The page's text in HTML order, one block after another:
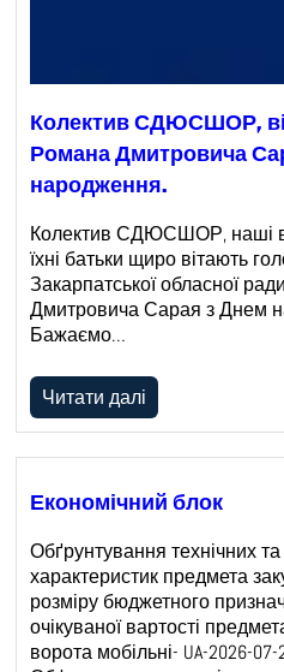
Колектив СДЮСШОР,
Романа Дмитровича
народження.
Колектив СДЮСШОР, наші
їхні батьки щиро вітають
Закарпатської обласної
Дмитровича Сарая з Днем
Бажаємо…
Читати далі
Економічний блок
Обґрунтування технічних та
характеристик предмета
розміру бюджетного
очікуваної вартості
ворота мобільні- UA-2026-07-